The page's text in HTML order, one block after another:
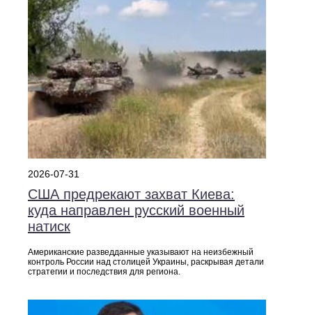
2026-07-31
США предрекают захват Киева:
куда направлен русский военный
натиск
Американские разведданные указывают на неизбежный
контроль России над столицей Украины, раскрывая детали
стратегии и последствия для региона.